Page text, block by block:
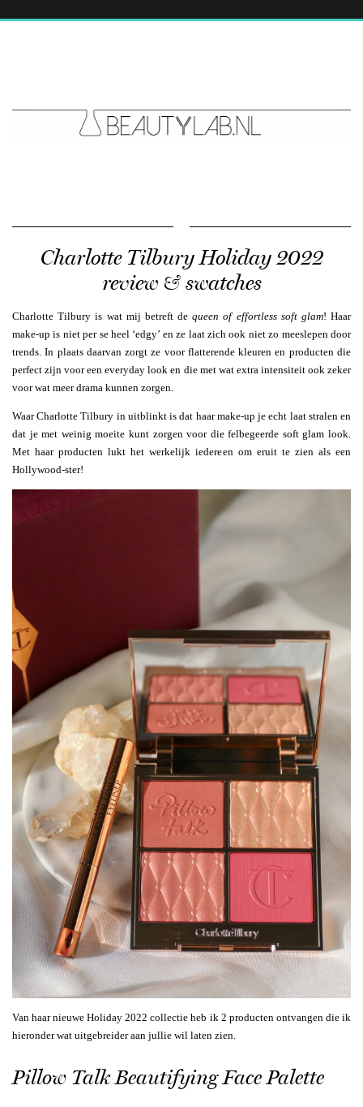
Charlotte Tilbury Holiday 2022
review & swatches
Charlotte Tilbury is wat mij betreft dequeen of effortless soft glam! Haar
make-up is niet per se heel ‘edgy’ en ze laat zich ook niet zo meeslepen door
trends. In plaats daarvan zorgt ze voor flatterende kleuren en producten die
perfect zijn voor een everyday look en die met wat extra intensiteit ook zeker
voor wat meer drama kunnen zorgen.
Waar Charlotte Tilbury in uitblinkt is dat haar make-up je echt laat stralen en
dat je met weinig moeite kunt zorgen voor die felbegeerde soft glam look.
Met haar producten lukt het werkelijk iedereen om eruit te zien als een
Hollywood-ster!
Van haar nieuwe Holiday 2022 collectie heb ik 2 producten ontvangen die ik
hieronder wat uitgebreider aan jullie wil laten zien.
Pillow Talk Beautifying Face Palette